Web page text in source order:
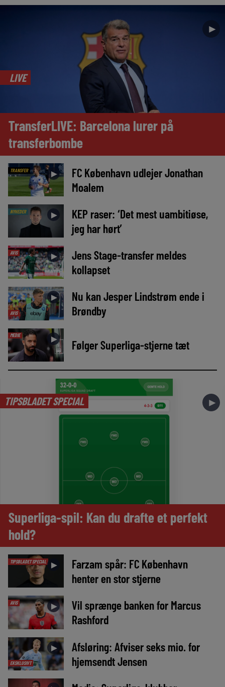
►
LIVE
TransferLIVE: Barcelona lurer på
transferbombe
TRANSFER ►
FC København udlejer Jonathan
Moalem
NYHEDER ►
KEP raser: ‘Det mest uambitiøse,
jeg har hørt’
AVIS ►
Jens Stage-transfer meldes
kollapset
AVIS
►
Nu kan Jesper Lindstrøm ende i
Brøndby
MEDIE ► Følger Superliga-stjerne tæt
TIPSBLADET SPECIAL ►
Superliga-spil: Kan du drafte et perfekt
hold?
TIPSBLADET SPECIAL ►
Farzam spår: FC København
henter en stor stjerne
AVIS ►
Vil sprænge banken for Marcus
Rashford
EKSKLUSIVT
►
Afsløring: Afviser seks mio. for
hjemsendt Jensen